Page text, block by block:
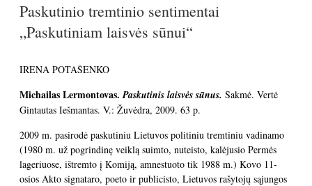
Paskutinio tremtinio sentimentai
„Paskutiniam laisvės sūnui“
IRENA POTAŠENKO
Michailas Lermontovas.Paskutinis laisvės sūnus. Sakmė. Vertė
Gintautas Iešmantas. V.: Žuvėdra, 2009. 63 p.
2009 m. pasirodė paskutiniu Lietuvos politiniu tremtiniu vadinamo
(1980 m. už pogrindinę veiklą suimto, nuteisto, kalėjusio Permės
lageriuose, ištremto į Komiją, amnestuoto tik 1988 m.) Kovo 11-
osios Akto signataro, poeto ir publicisto, Lietuvos rašytojų sąjungos